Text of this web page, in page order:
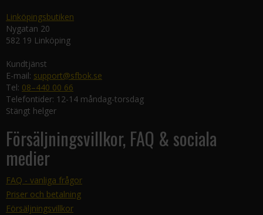
Linköpingsbutiken
Nygatan 20
582 19 Linköping
Kundtjänst
E-mail: support@sfbok.se
Tel: 08–440 00 66
Telefontider: 12-14 måndag-torsdag
Stängt helger
Försäljningsvillkor, FAQ & sociala
medier
FAQ - vanliga frågor
Priser och betalning
Försäljningsvillkor